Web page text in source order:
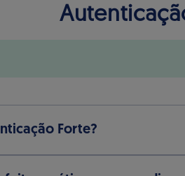
Forte?